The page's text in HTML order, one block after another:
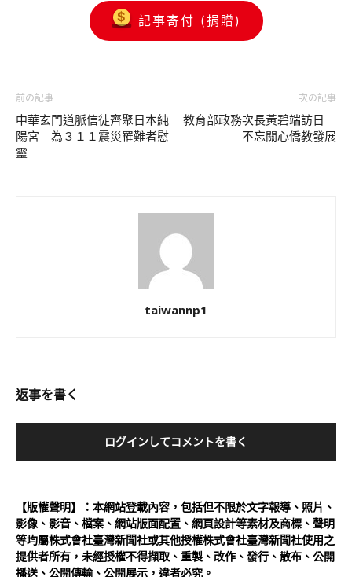
記事寄付 (捐贈)
前の記事
中華玄門道脈信徒齊聚日本純
陽宮 為３１１震災罹難者慰
靈
次の記事
教育部政務次長黃碧端訪日
不忘關心僑教發展
taiwannp1
返事を書く
ログインしてコメントを書く
【版權聲明】：本網站登載內容，包括但不限於文字報導、照片、
影像、影音、檔案、網站版面配置、網頁設計等素材及商標、聲明
等均屬株式會社臺灣新聞社或其他授權株式會社臺灣新聞社使用之
提供者所有，未經授權不得擷取、重製、改作、發行、散布、公開
播送、公開傳輸、公開展示，違者必究。